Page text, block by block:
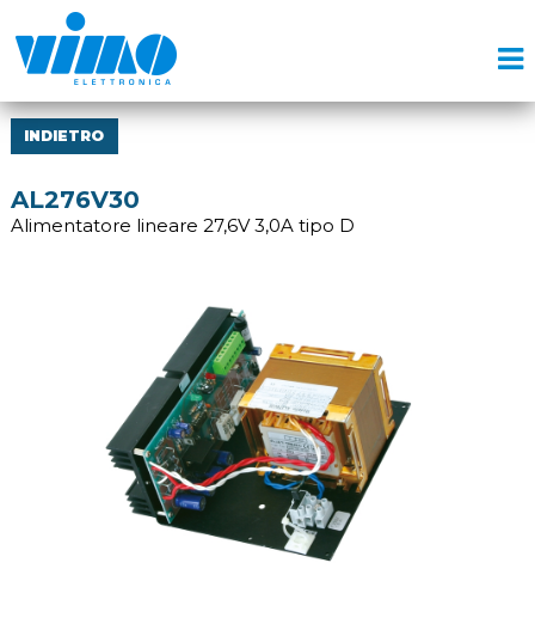
INDIETRO
AL276V30
Alimentatore lineare 27,6V 3,0A tipo D